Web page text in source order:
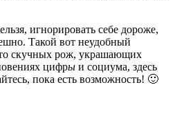
игнорировать себе дороже,
Такой вот неудобный
скучных рож, украшающих
цифры и социума, здесь
пока есть возможность! 🙂